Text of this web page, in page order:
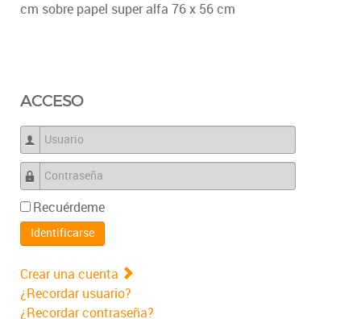
cm sobre papel super alfa 76 x 56 cm
ACCESO
Usuario
Contraseña
Recuérdeme
Identificarse
Crear una cuenta
¿Recordar usuario?
¿Recordar contraseña?